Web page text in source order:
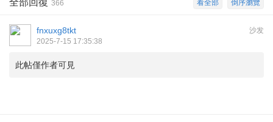
倒序瀏覽
看全部
全部回復 366
沙发
fnxuxg8tkt
2025-7-15 17:35:38
此帖僅作者可見